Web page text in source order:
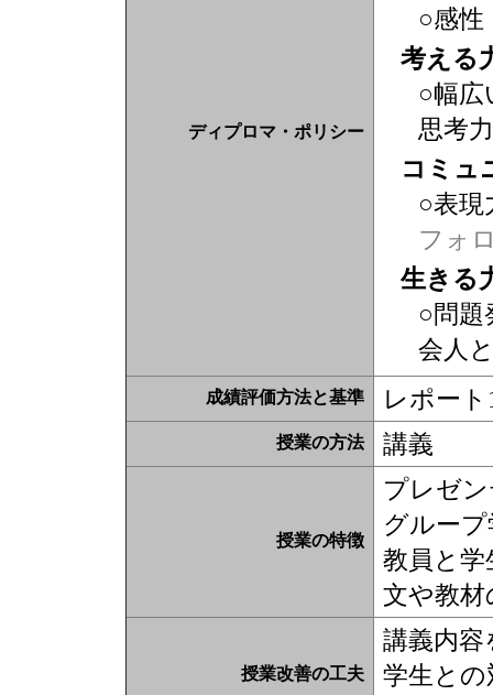
ディプロマ・ポリシー
○感性
考える
○幅広
思考力
コミュ
○表現
フォ
生きる
○問題
会人
成績評価方法と基準 レポート
授業の方法 講義
授業の特徴
プレゼ
グルー
教員と
文や教
授業改善の工夫
講義内
学生と